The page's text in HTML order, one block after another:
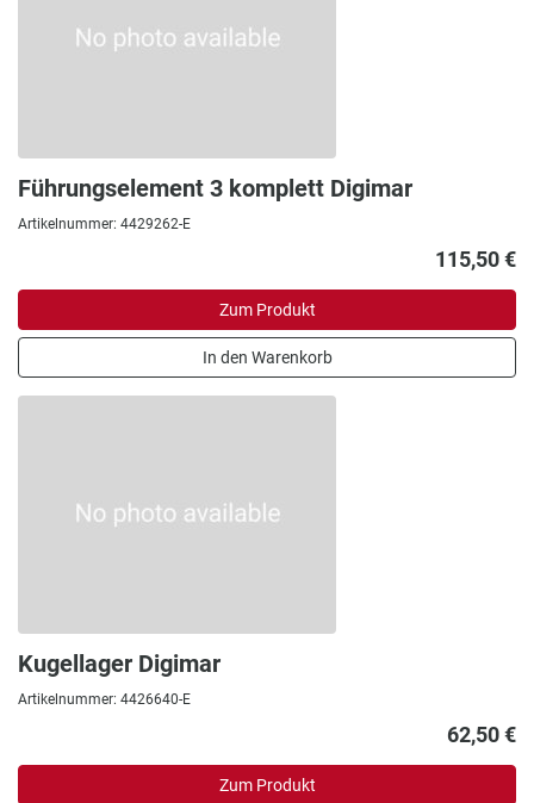
Führungselement 3 komplett Digimar
Artikelnummer: 4429262-E
115,50 €
Zum Produkt
In den Warenkorb
Kugellager Digimar
Artikelnummer: 4426640-E
62,50 €
Zum Produkt